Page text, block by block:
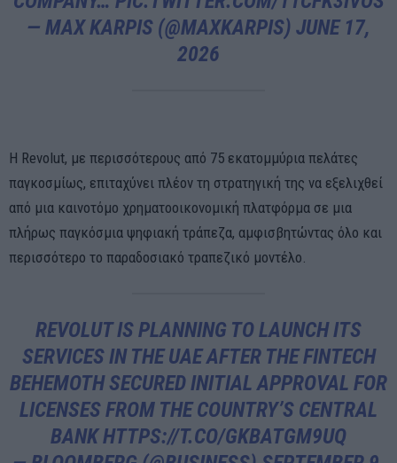
— MAX KARPIS (@MAXKARPIS) JUNE 17,
2026
Η Revolut, με περισσότερους από 75 εκατομμύρια πελάτες
παγκοσμίως, επιταχύνει πλέον τη στρατηγική της να εξελιχθεί
από μια καινοτόμο χρηματοοικονομική πλατφόρμα σε μια
πλήρως παγκόσμια ψηφιακή τράπεζα, αμφισβητώντας όλο και
περισσότερο το παραδοσιακό τραπεζικό μοντέλο.
REVOLUT IS PLANNING TO LAUNCH ITS
SERVICES IN THE UAE AFTER THE FINTECH
BEHEMOTH SECURED INITIAL APPROVAL FOR
LICENSES FROM THE COUNTRY’S CENTRAL
BANKHTTPS://T.CO/GKBATGM9UQ